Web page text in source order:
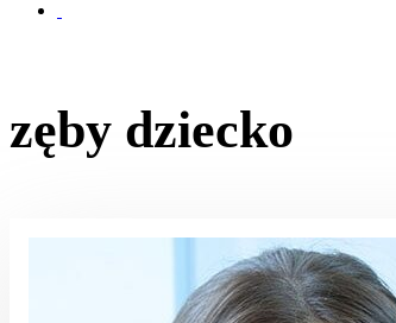
zęby dziecko